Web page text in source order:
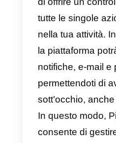
tipo di
maniera
miglior flusso
possibile
vendita